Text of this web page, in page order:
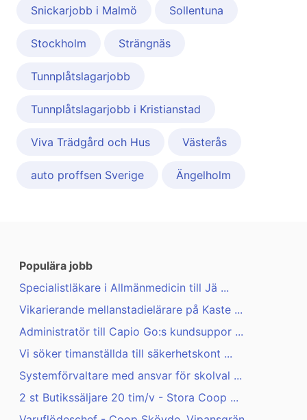
Snickarjobb i Malmö Sollentuna
Stockholm Strängnäs
Tunnplåtslagarjobb
Tunnplåtslagarjobb i Kristianstad
Viva Trädgård och Hus Västerås
auto proffsen Sverige Ängelholm
Populära jobb
Specialistläkare i Allmänmedicin till Jä ...
Vikarierande mellanstadielärare på Kaste ...
Administratör till Capio Go:s kundsuppor ...
Vi söker timanställda till säkerhetskont ...
Systemförvaltare med ansvar för skolval ...
2 st Butikssäljare 20 tim/v - Stora Coop ...